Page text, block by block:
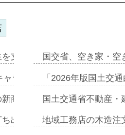
を支援=スポンサー契約…
ャラクターに起用…
新商品=「ファミーレキ…
ち出す=年内にも城南エ…
国交省、空き家・
「2026年版国土交
国土交通省不動産
地域工務店の木造